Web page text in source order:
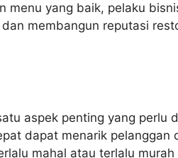
menu yang baik, pelaku
membangun reputasi
aspek penting yang perlu
dapat menarik pelanggan
mahal atau terlalu